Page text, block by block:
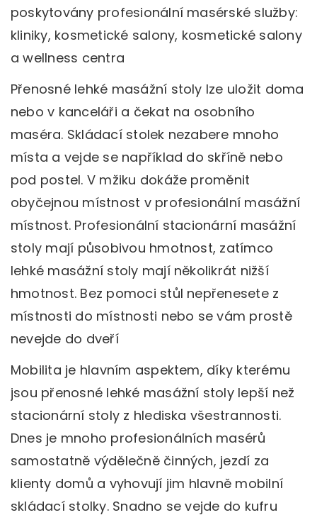
poskytovány profesionální masérské služby:
kliniky, kosmetické salony, kosmetické salony
a wellness centra
Přenosné lehké masážní stoly lze uložit doma
nebo v kanceláři a čekat na osobního
maséra. Skládací stolek nezabere mnoho
místa a vejde se například do skříně nebo
pod postel. V mžiku dokáže proměnit
obyčejnou místnost v profesionální masážní
místnost. Profesionální stacionární masážní
stoly mají působivou hmotnost, zatímco
lehké masážní stoly mají několikrát nižší
hmotnost. Bez pomoci stůl nepřenesete z
místnosti do místnosti nebo se vám prostě
nevejde do dveří
Mobilita je hlavním aspektem, díky kterému
jsou přenosné lehké masážní stoly lepší než
stacionární stoly z hlediska všestrannosti.
Dnes je mnoho profesionálních masérů
samostatně výdělečně činných, jezdí za
klienty domů a vyhovují jim hlavně mobilní
skládací stolky. Snadno se vejde do kufru